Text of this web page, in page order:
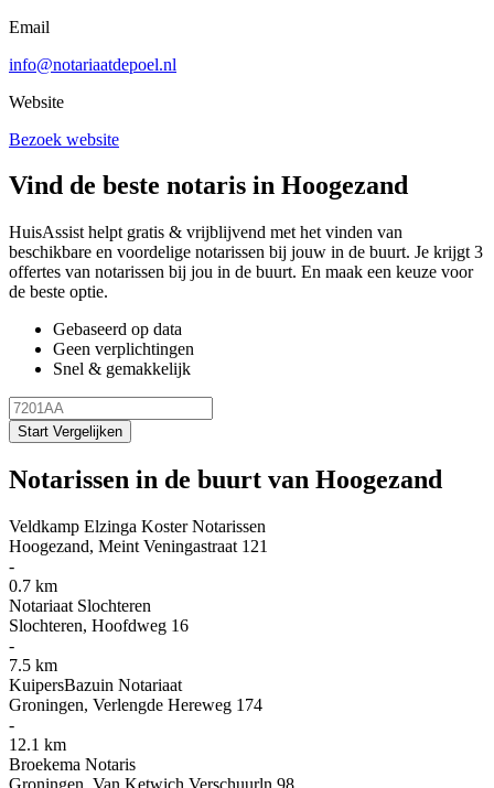
Email
info@notariaatdepoel.nl
Website
Bezoek website
Vind de beste notaris in Hoogezand
HuisAssist helpt gratis & vrijblijvend met het vinden van
beschikbare en voordelige notarissen bij jouw in de buurt. Je krijgt 3
offertes van notarissen bij jou in de buurt. En maak een keuze voor
de beste optie.
Gebaseerd op data
Geen verplichtingen
Snel & gemakkelijk
Start Vergelijken
Notarissen in de buurt van Hoogezand
Veldkamp Elzinga Koster Notarissen
Hoogezand, Meint Veningastraat 121
-
0.7 km
Notariaat Slochteren
Slochteren, Hoofdweg 16
-
7.5 km
KuipersBazuin Notariaat
Groningen, Verlengde Hereweg 174
-
12.1 km
Broekema Notaris